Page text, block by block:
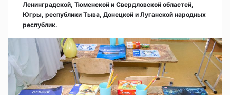
Ленинградской, Тюменской и Свердловской областей,
Югры, республики Тыва, Донецкой и Луганской народных
республик.